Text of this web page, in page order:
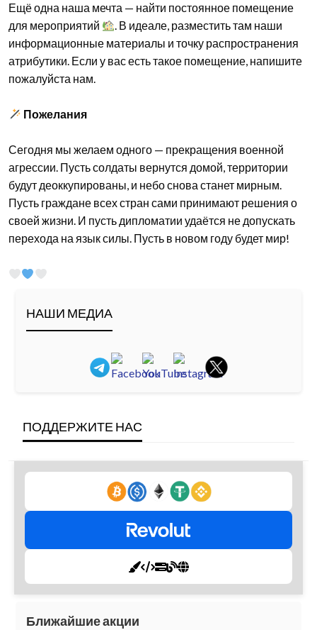
Ещё одна наша мечта — найти постоянное помещение
для мероприятий
. В идеале, разместить там наши
информационные материалы и точку распространения
атрибутики. Если у вас есть такое помещение, напишите
пожалуйста нам.
Пожелания
Сегодня мы желаем одного — прекращения военной
агрессии. Пусть солдаты вернутся домой, территории
будут деоккупированы, и небо снова станет мирным.
Пусть граждане всех стран сами принимают решения о
своей жизни. И пусть дипломатии удаётся не допускать
перехода на язык силы. Пусть в новом году будет мир!
НАШИ МЕДИА
ПОДДЕРЖИТЕ НАС
Ближайшие акции